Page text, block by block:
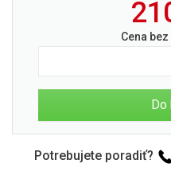
Cena bez
Potrebujete poradiť?